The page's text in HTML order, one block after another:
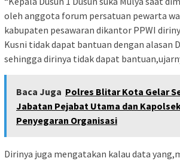
oleh anggota forum persatuan pewarta
kabupaten pesawaran dikantor PPWI
Kusni tidak dapat bantuan dengan alasan
sehingga dirinya tidak dapat
Baca Juga Polres Blitar Kota Gelar
Jabatan Pejabat Utama dan
Penyegaran Organisasi
Dirinya juga mengatakan kalau data